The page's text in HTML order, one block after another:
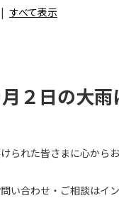
すべて表示
２日の大
られた皆さまに心から
い合わせ・ご相談は